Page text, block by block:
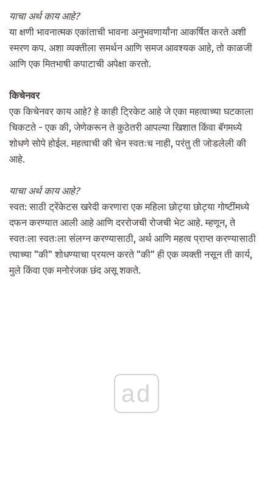
याचा अर्थ काय आहे?
या क्षणी भावनात्मक एकांताची भावना अनुभवणार्यांना आकर्षित करते अशी
स्मरण कप. अशा व्यक्तीला समर्थन आणि समज आवश्यक आहे, तो काळजी
आणि एक मितभाषी कपाटाची अपेक्षा करतो.
किचेनवर
एक किचेनवर काय आहे? हे काही ट्रिकेट आहे जे एका महत्वाच्या घटकाला
चिकटते - एक की, जेणेकरून ते कुठेतरी आपल्या खिशात किंवा बॅगमध्ये
शोधणे सोपे होईल. महत्वाची की चेन स्वतःच नाही, परंतु ती जोडलेली की
आहे.
याचा अर्थ काय आहे?
स्वत: साठी ट्रेंकेटस खरेदी करणारा एक महिला छोट्या छोट्या गोष्टींमध्ये
दफन करण्यात आली आहे आणि दररोजची रोजची भेट आहे. म्हणून, ते
स्वतःला स्वतःला संलग्न करण्यासाठी, अर्थ आणि महत्व प्राप्त करण्यासाठी
त्याच्या "की" शोधण्याचा प्रयत्न करते "की" ही एक व्यक्ती नसून ती कार्य,
मुले किंवा एक मनोरंजक छंद असू शकते.
ad